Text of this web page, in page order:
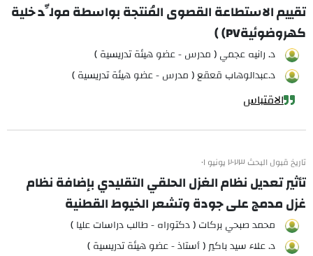
تقييم الاستطاعة القصوى المُنتجة بواسطة مولِّد خلية
كهروضوئيةPV) )
د. رانيه عجمي ( مدرس - عضو هيئة تدريسية )
د.عبدالوهاب قعقع ( مدرس - عضو هيئة تدريسية )
الاقتباس
تاريخ قبول البحث ٢٠٢٣ يونيو ٠١
تأثير تعديل نظام الغزل الحلقي التقليدي بإضافة نظام
غزل مدمج على جودة وتشعر الخيوط القطنية
محمد صبحي بركات ( دكتوراه - طالب دراسات عليا )
د. علاء سيد باكير ( أستاذ - عضو هيئة تدريسية )